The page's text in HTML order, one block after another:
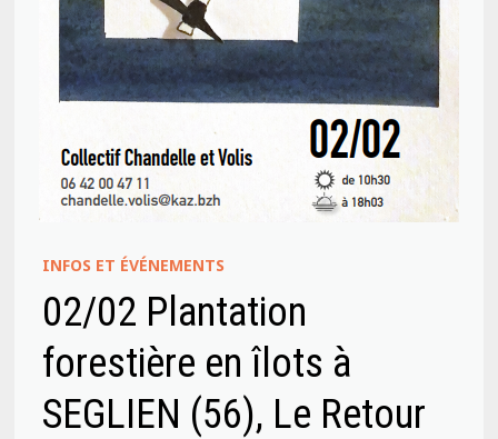
INFOS ET ÉVÉNEMENTS
02/02 Plantation
forestière en îlots à
SEGLIEN (56), Le Retour